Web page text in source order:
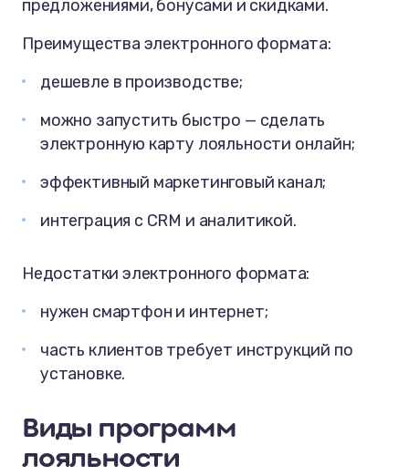
предложениями, бонусами и скидками.
Преимущества электронного формата:
дешевле в производстве;
можно запустить быстро — сделать
электронную карту лояльности онлайн;
эффективный маркетинговый канал;
интеграция с CRM и аналитикой.
Недостатки электронного формата:
нужен смартфон и интернет;
часть клиентов требует инструкций по
установке.
Виды программ
лояльности